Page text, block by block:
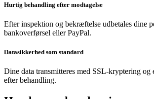
Hurtig behandling efter modtagelse
Efter inspektion og bekræftelse udbetales dine
bankoverførsel eller PayPal.
Datasikkerhed som standard
Dine data transmitteres med SSL-kryptering og
efter behandling.